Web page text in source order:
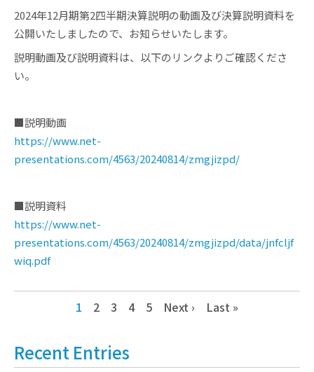
2024年12月期第2四半期決算説明の動画及び決算説明資料を
公開いたしましたので、お知らせいたします。
説明動画及び説明資料は、以下のリンクよりご確認くださ
い。
■説明動画
https://www.net-
presentations.com/4563/20240814/zmgjizpd/
■説明資料
https://www.net-
presentations.com/4563/20240814/zmgjizpd/data/jnfcljf
wiq.pdf
1 2 3 4 5 Next › Last »
Recent Entries